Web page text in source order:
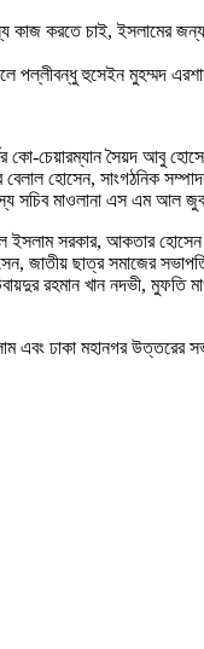
করতে চাই, ইসলামের
পল্লীবন্ধু হুসেইন মুহম্মদ
কো-চেয়ারম্যান সৈয়দ
হোসেন, সাংগঠনিক
সচিব মাওলানা এস এম আল
সরকার, আকতার
ছাত্র সমাজের
রহমান খান নদভী,
এবং ঢাকা মহানগর